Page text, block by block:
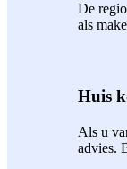
De
als
Huis
Als u
advies.